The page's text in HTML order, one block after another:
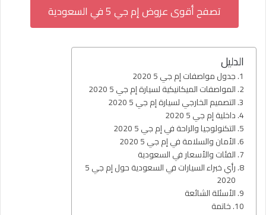
تصفح أقوى عروض إم جي 5 في السعودية
الدليل
جدول مواصفات إم جي 5 2020
المواصفات الميكانيكية لسيارة إم جي 5 2020
التصميم الخارجي لسيارة إم جي 5 2020
داخلية إم جي 5 2020
التكنولوجيا والراحة في إم جي 5 2020
الأمان والسلامة في إم جي 5 2020
الفئات والأسعار في السعودية
رأي خبراء السيارات في السعودية حول إم جي 5
2020
الأسئلة الشائعة
خاتمة